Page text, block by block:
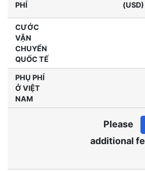
PHÍ
(USD)
CƯỚC
VẬN
CHUYỂN
QUỐC TẾ
PHỤ PHÍ
Ở VIỆT
NAM
Please
additional